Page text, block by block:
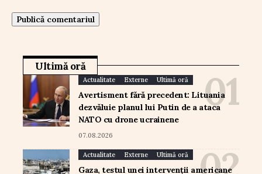
Ultimă oră
Actualitate Externe Ultimă oră
Avertisment fără precedent: Lituania
dezvăluie planul lui Putin de a ataca
NATO cu drone ucrainene
07.08.2026
Actualitate Externe Ultimă oră
Gaza, testul unei intervenții americane